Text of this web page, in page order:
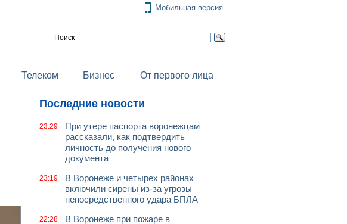
Мобильная версия
Телеком Бизнес От первого лица
Последние новости
23:29
При утере паспорта воронежцам
рассказали, как подтвердить
личность до получения нового
документа
23:19
В Воронеже и четырех районах
включили сирены из-за угрозы
непосредственного удара БПЛА
22:28
В Воронеже при пожаре в